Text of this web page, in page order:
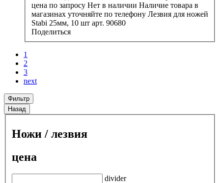
цена по запросу Нет в наличии Наличие товара в
магазинах уточняйте по телефону Лезвия для ножей
Stabi 25мм, 10 шт арт. 90680
Поделиться
1
2
3
next
Фильтр
Назад
Ножи / лезвия
цена
divider